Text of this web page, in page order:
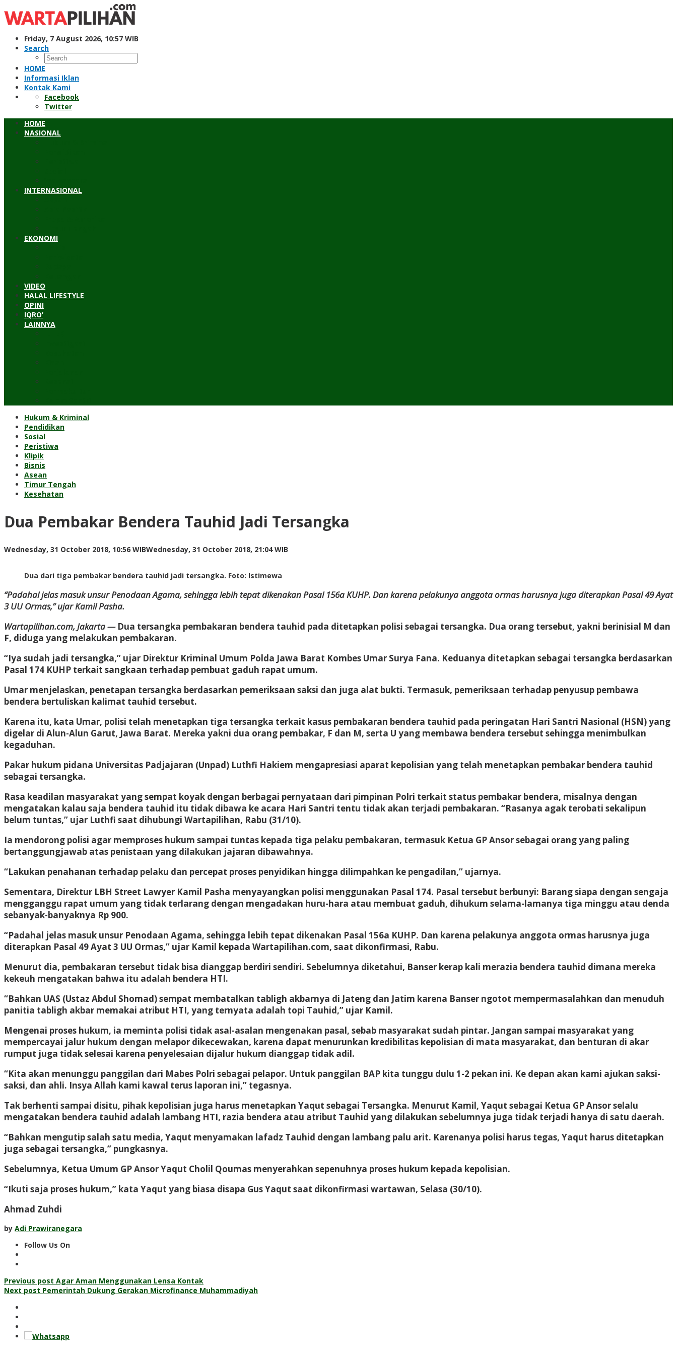
to
content
Friday, 7 August 2026, 10:57 WIB
Search
HOME
Informasi Iklan
Kontak Kami
Facebook
Twitter
HOME
NASIONAL
INTERNASIONAL
EKONOMI
VIDEO
HALAL LIFESTYLE
OPINI
IQRO’
LAINNYA
Hukum & Kriminal
Pendidikan
Sosial
Peristiwa
Klipik
Bisnis
Asean
Timur Tengah
Kesehatan
Dua Pembakar Bendera Tauhid Jadi Tersangka
Wednesday, 31 October 2018, 10:56 WIBWednesday, 31 October 2018, 21:04 WIB
Dua dari tiga pembakar bendera tauhid jadi tersangka. Foto: Istimewa
“Padahal jelas masuk unsur Penodaan Agama, sehingga lebih tepat dikenakan Pasal 156a KUHP. Dan karena pelakunya anggota ormas harusnya juga diterapkan Pasal 49 Ayat
3 UU Ormas,” ujar Kamil Pasha.
Wartapilihan.com, Jakarta — Dua tersangka pembakaran bendera tauhid pada ditetapkan polisi sebagai tersangka. Dua orang tersebut, yakni berinisial M dan
F, diduga yang melakukan pembakaran.
“Iya sudah jadi tersangka,” ujar Direktur Kriminal Umum Polda Jawa Barat Kombes Umar Surya Fana. Keduanya ditetapkan sebagai tersangka berdasarkan
Pasal 174 KUHP terkait sangkaan terhadap pembuat gaduh rapat umum.
Umar menjelaskan, penetapan tersangka berdasarkan pemeriksaan saksi dan juga alat bukti. Termasuk, pemeriksaan terhadap penyusup pembawa
bendera bertuliskan kalimat tauhid tersebut.
Karena itu, kata Umar, polisi telah menetapkan tiga tersangka terkait kasus pembakaran bendera tauhid pada peringatan Hari Santri Nasional (HSN) yang
digelar di Alun-Alun Garut, Jawa Barat. Mereka yakni dua orang pembakar, F dan M, serta U yang membawa bendera tersebut sehingga menimbulkan
kegaduhan.
Pakar hukum pidana Universitas Padjajaran (Unpad) Luthfi Hakiem mengapresiasi aparat kepolisian yang telah menetapkan pembakar bendera tauhid
sebagai tersangka.
Rasa keadilan masyarakat yang sempat koyak dengan berbagai pernyataan dari pimpinan Polri terkait status pembakar bendera, misalnya dengan
mengatakan kalau saja bendera tauhid itu tidak dibawa ke acara Hari Santri tentu tidak akan terjadi pembakaran. “Rasanya agak terobati sekalipun
belum tuntas,” ujar Luthfi saat dihubungi Wartapilihan, Rabu (31/10).
Ia mendorong polisi agar memproses hukum sampai tuntas kepada tiga pelaku pembakaran, termasuk Ketua GP Ansor sebagai orang yang paling
bertanggungjawab atas penistaan yang dilakukan jajaran dibawahnya.
“Lakukan penahanan terhadap pelaku dan percepat proses penyidikan hingga dilimpahkan ke pengadilan,” ujarnya.
Sementara, Direktur LBH Street Lawyer Kamil Pasha menyayangkan polisi menggunakan Pasal 174. Pasal tersebut berbunyi: Barang siapa dengan sengaja
mengganggu rapat umum yang tidak terlarang dengan mengadakan huru-hara atau membuat gaduh, dihukum selama-lamanya tiga minggu atau denda
sebanyak-banyaknya Rp 900.
“Padahal jelas masuk unsur Penodaan Agama, sehingga lebih tepat dikenakan Pasal 156a KUHP. Dan karena pelakunya anggota ormas harusnya juga
diterapkan Pasal 49 Ayat 3 UU Ormas,” ujar Kamil kepada Wartapilihan.com, saat dikonfirmasi, Rabu.
Menurut dia, pembakaran tersebut tidak bisa dianggap berdiri sendiri. Sebelumnya diketahui, Banser kerap kali merazia bendera tauhid dimana mereka
kekeuh mengatakan bahwa itu adalah bendera HTI.
“Bahkan UAS (Ustaz Abdul Shomad) sempat membatalkan tabligh akbarnya di Jateng dan Jatim karena Banser ngotot mempermasalahkan dan menuduh
panitia tabligh akbar memakai atribut HTI, yang ternyata adalah topi Tauhid,” ujar Kamil.
Mengenai proses hukum, ia meminta polisi tidak asal-asalan mengenakan pasal, sebab masyarakat sudah pintar. Jangan sampai masyarakat yang
mempercayai jalur hukum dengan melapor dikecewakan, karena dapat menurunkan kredibilitas kepolisian di mata masyarakat, dan benturan di akar
rumput juga tidak selesai karena penyelesaian dijalur hukum dianggap tidak adil.
“Kita akan menunggu panggilan dari Mabes Polri sebagai pelapor. Untuk panggilan BAP kita tunggu dulu 1-2 pekan ini. Ke depan akan kami ajukan saksi-
saksi, dan ahli. Insya Allah kami kawal terus laporan ini,” tegasnya.
Tak berhenti sampai disitu, pihak kepolisian juga harus menetapkan Yaqut sebagai Tersangka. Menurut Kamil, Yaqut sebagai Ketua GP Ansor selalu
mengatakan bendera tauhid adalah lambang HTI, razia bendera atau atribut Tauhid yang dilakukan sebelumnya juga tidak terjadi hanya di satu daerah.
“Bahkan mengutip salah satu media, Yaqut menyamakan lafadz Tauhid dengan lambang palu arit. Karenanya polisi harus tegas, Yaqut harus ditetapkan
juga sebagai tersangka,” pungkasnya.
Sebelumnya, Ketua Umum GP Ansor Yaqut Cholil Qoumas menyerahkan sepenuhnya proses hukum kepada kepolisian.
“Ikuti saja proses hukum,” kata Yaqut yang biasa disapa Gus Yaqut saat dikonfirmasi wartawan, Selasa (30/10).
Ahmad Zuhdi
by Adi Prawiranegara
Follow Us On
Post
navigation
Previous post Agar Aman Menggunakan Lensa Kontak
Next post Pemerintah Dukung Gerakan Microfinance Muhammadiyah